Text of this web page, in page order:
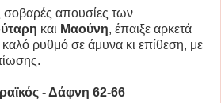
απουσίες των
και Μαούνη, έπαιξε αρκετά
καλό ρυθμό σε άμυνα κι επίθεση, με
- Δάφνη 62-66